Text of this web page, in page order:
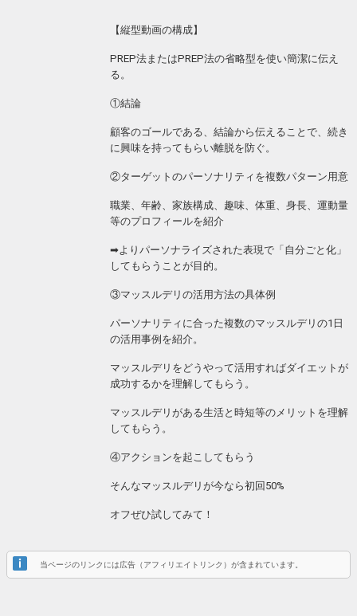
【縦型動画の構成】
PREP法またはPREP法の省略型を使い簡潔に伝え
る。
①結論
顧客のゴールである、結論から伝えることで、続き
に興味を持ってもらい離脱を防ぐ。
②ターゲットのパーソナリティを複数パターン用意
職業、年齢、家族構成、趣味、体重、身長、運動量
等のプロフィールを紹介
➡︎よりパーソナライズされた表現で「自分ごと化」
してもらうことが目的。
③マッスルデリの活用方法の具体例
パーソナリティに合った複数のマッスルデリの1日
の活用事例を紹介。
マッスルデリをどうやって活用すればダイエットが
成功するかを理解してもらう。
マッスルデリがある生活と時短等のメリットを理解
してもらう。
④アクションを起こしてもらう
そんなマッスルデリが今なら初回50%
オフぜひ試してみて！
当ページのリンクには広告（アフィリエイトリンク）が含まれています。